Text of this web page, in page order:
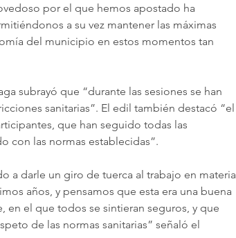
por el que hemos apostado ha
a su vez mantener las máximas
del municipio en estos momentos tan
subrayó que “durante las sesiones se han
sanitarias”. El edil también destacó “el
que han seguido todas las
con las normas establecidas”.
a darle un giro de tuerca al trabajo en materia
años, y pensamos que esta era una buena
en el que todos se sintieran seguros, y que
de las normas sanitarias” señaló el